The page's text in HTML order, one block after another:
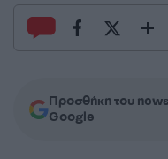
Προσθήκη του
Google